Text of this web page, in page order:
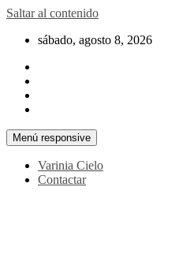
Saltar al contenido
sábado, agosto 8, 2026
Menú responsive
Varinia Cielo
Contactar